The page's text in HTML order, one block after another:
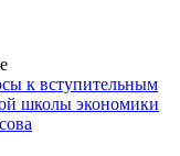
к вступительным
школы экономики